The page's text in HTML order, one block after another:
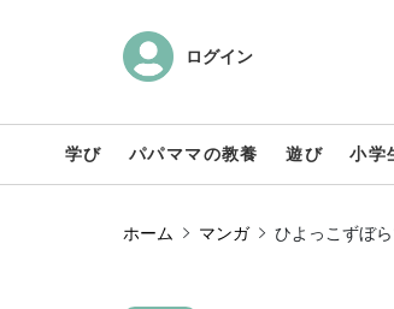
ログイン
学び パパママの教養 遊び 小学
ホーム マンガ ひよっこずぼ